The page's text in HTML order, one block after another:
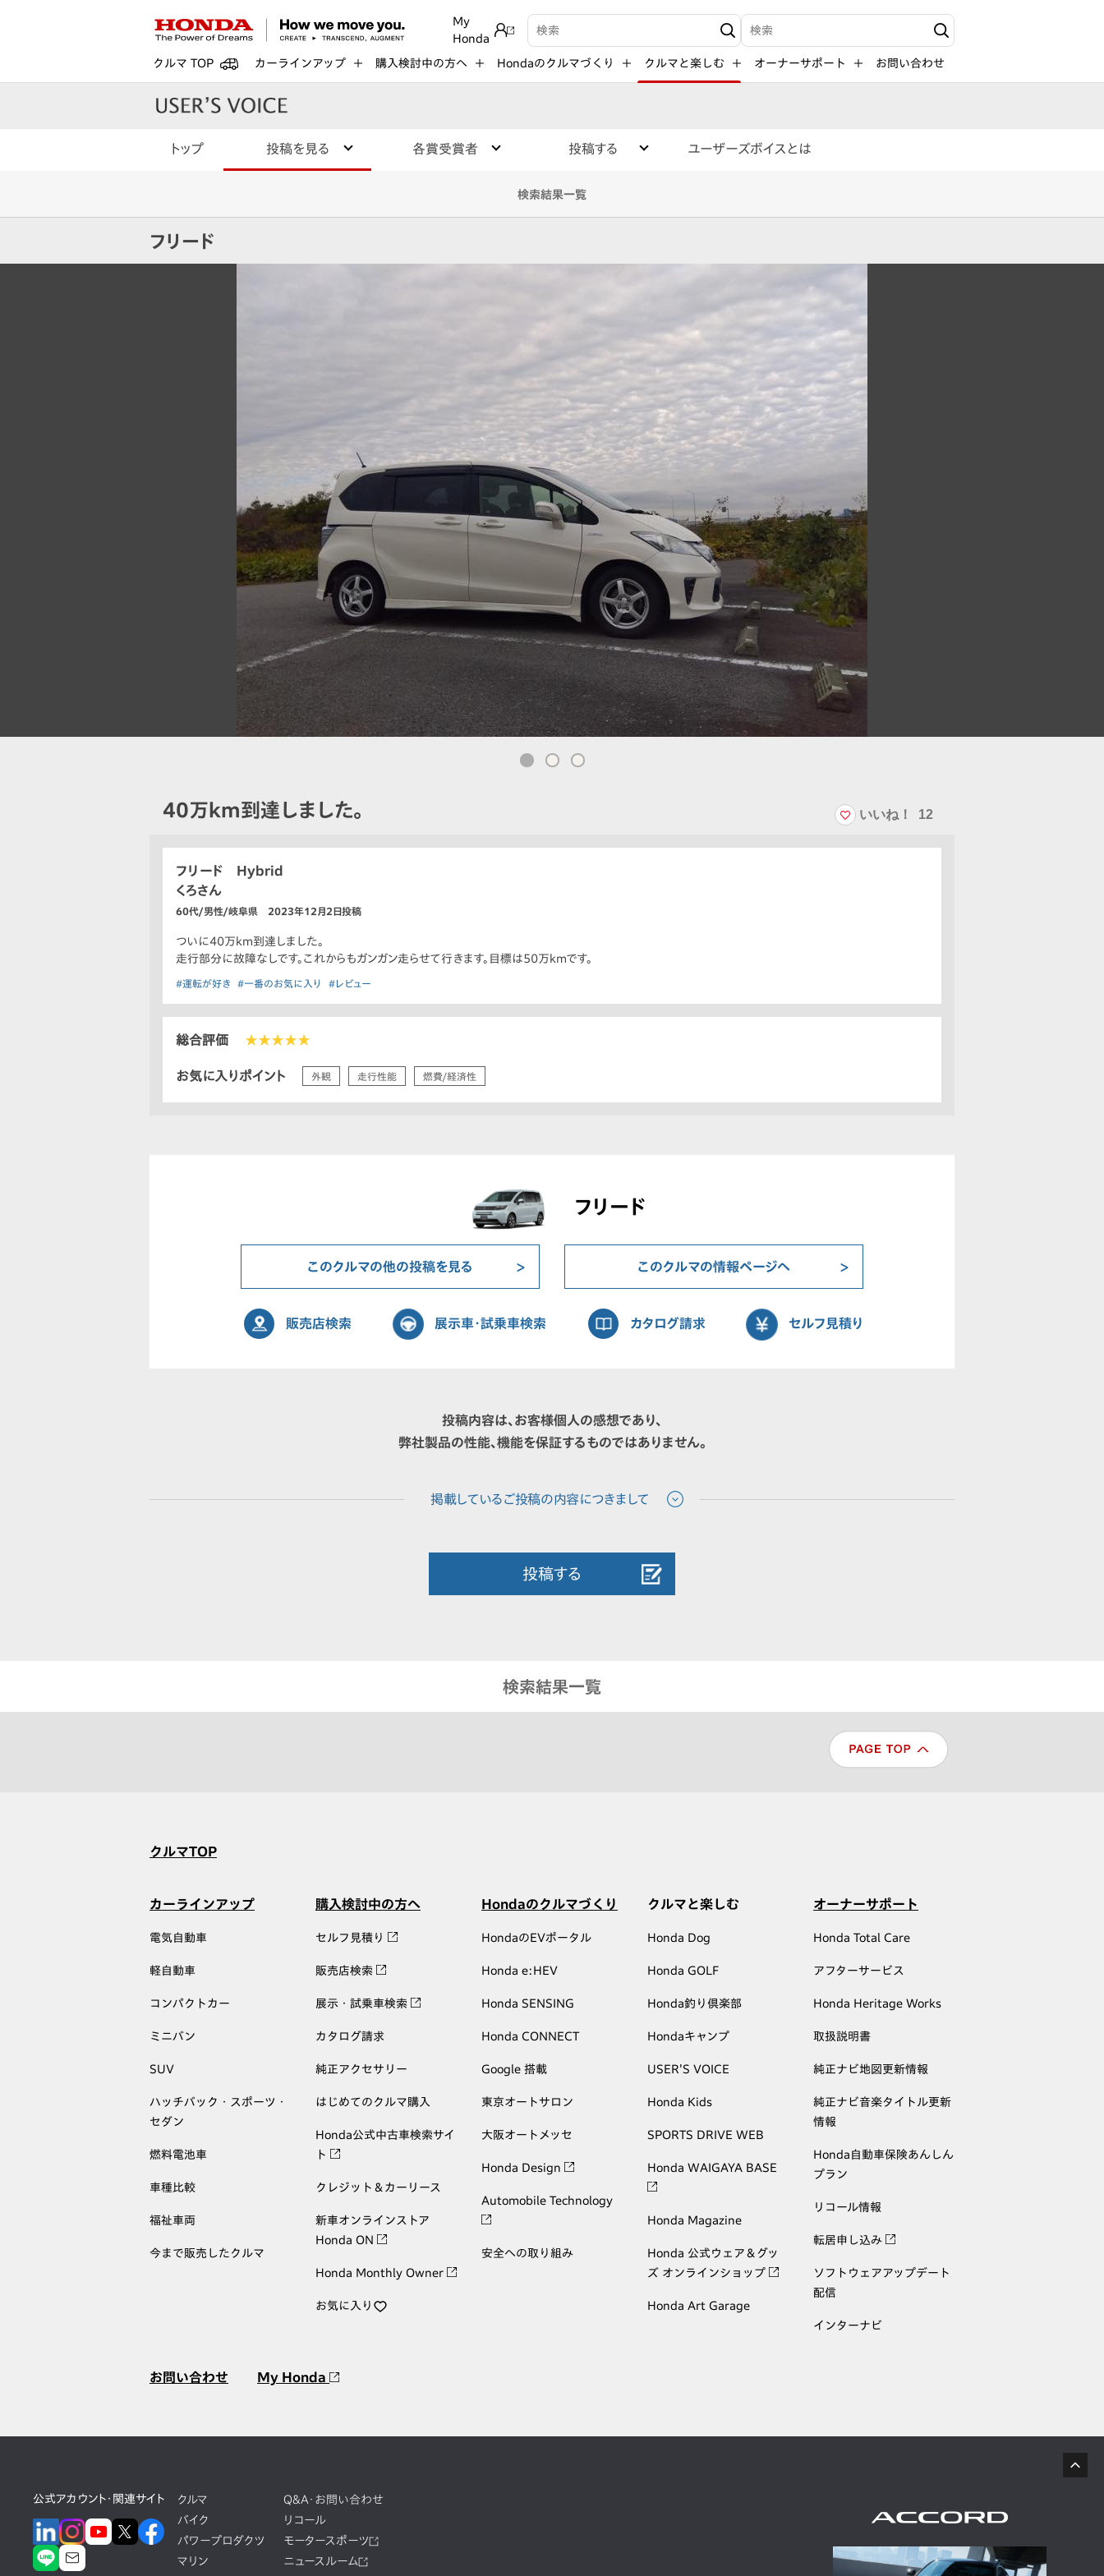
My
Honda
検索キーワード入力 検索キーワード入力
クルマ TOP カーラインアップ 購入検討中の方へ Hondaのクルマづくり クルマと楽しむ オーナーサポート お問い合わせ
トップ 投稿を見る 各賞受賞者 投稿する ユーザーズボイスとは
検索結果一覧
フリード
40万km到達しました。 いいね！ 12
フリード Hybrid
くろさん
60代/男性/岐阜県 2023年12月2日投稿
ついに40万km到達しました。
走行部分に故障なしです。これからもガンガン走らせて行きます。目標は50万kmです。
#運転が好き #一番のお気に入り #レビュー
総合評価 ★★★★★
お気に入りポイント 外観 走行性能 燃費/経済性
フリード
このクルマの他の投稿を見る このクルマの情報ページへ
販売店検索 展示車・試乗車検索 カタログ請求 セルフ見積り
投稿内容は、お客様個人の感想であり、
弊社製品の性能、機能を保証するものではありません。
投稿する
検索結果一覧
クルマTOP
カーラインアップ
電気自動車
軽自動車
コンパクトカー
ミニバン
SUV
ハッチバック・スポーツ・
セダン
燃料電池車
車種比較
福祉車両
今まで販売したクルマ
購入検討中の方へ
セルフ見積り
販売店検索
展示・試乗車検索
カタログ請求
純正アクセサリー
はじめてのクルマ購入
Honda公式中古車検索サイ
ト
クレジット＆カーリース
新車オンラインストア
Honda ON
Honda Monthly Owner
お気に入り
Hondaのクルマづくり
HondaのEVポータル
Honda e:HEV
Honda SENSING
Honda CONNECT
Google 搭載
東京オートサロン
大阪オートメッセ
Honda Design
Automobile Technology
安全への取り組み
クルマと楽しむ
Honda Dog
Honda GOLF
Honda釣り倶楽部
Hondaキャンプ
USER'S VOICE
Honda Kids
SPORTS DRIVE WEB
Honda WAIGAYA BASE
Honda Magazine
Honda 公式ウェア＆グッ
ズ オンラインショップ
Honda Art Garage
オーナーサポート
Honda Total Care
アフターサービス
Honda Heritage Works
取扱説明書
純正ナビ地図更新情報
純正ナビ音楽タイトル更新
情報
Honda自動車保険あんしん
プラン
リコール情報
転居申し込み
ソフトウェアアップデート
配信
インターナビ
お問い合わせ My Honda
公式アカウント・関連サイト
クルマ
バイク
パワープロダクツ
マリン
Q&A・お問い合わせ
リコール
モータースポーツ
ニュースルーム